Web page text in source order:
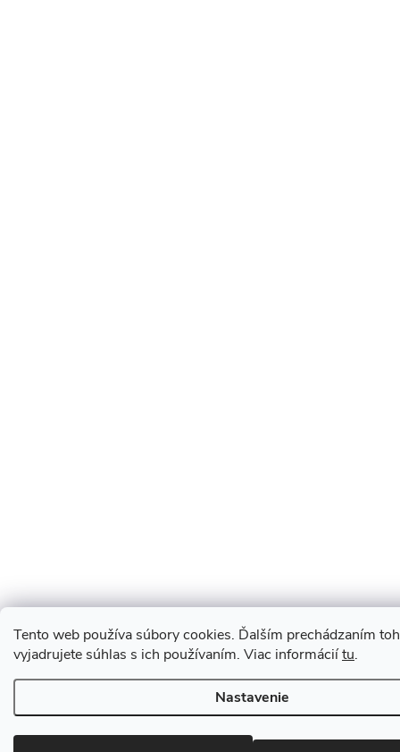
Tento web používa súbory cookies. Ďalším prechádzaním
vyjadrujete súhlas s ich používaním. Viac informáciítu.
Nastavenie